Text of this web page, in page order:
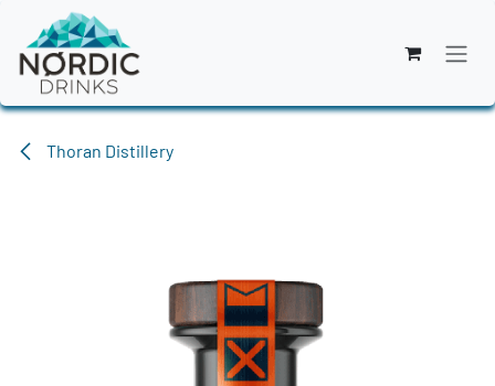
Zum Inhalt springen
Thoran Distillery